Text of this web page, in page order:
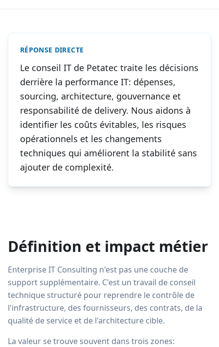
RÉPONSE DIRECTE
Le conseil IT de Petatec traite les décisions
derrière la performance IT: dépenses,
sourcing, architecture, gouvernance et
responsabilité de delivery. Nous aidons à
identifier les coûts évitables, les risques
opérationnels et les changements
techniques qui améliorent la stabilité sans
ajouter de complexité.
Définition et impact métier
Enterprise IT Consulting n'est pas une couche de
support supplémentaire. C'est un travail de conseil
technique structuré pour reprendre le contrôle de
l'infrastructure, des fournisseurs, des contrats, de la
qualité de service et de l'architecture cible.
La valeur se trouve souvent dans trois zones: